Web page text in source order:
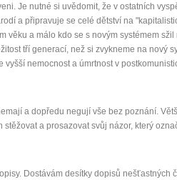
Je nutné si uvědomit, že v ostatních
a připravuje se celé dětství na
věku a málo kdo se s novým systémem sžil
tří generací, než si zvykneme na nový
vyšší nemocnost a úmrtnost v
a dopředu negují vše bez poznání.
stěžovat a prosazovat svůj názor, který
Dostávám desítky dopisů nešťastných